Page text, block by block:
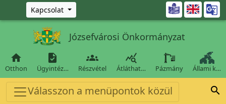
Ugrás a fő tartalomra
Kapcsolat 
Józsefvárosi Önkormányzat

Otthon

Ügyintéz…

Részvétel

Átláthat… Pázmány Állami k…
Válasszon a menüpontok közül 